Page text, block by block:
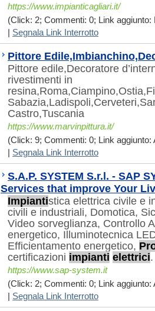
https://www.impianticagliari.it/
(Click: 2; Commenti: 0; Link aggiunto:
Segnala Link Interrotto
Pittore
Pittore edile,Decoratore
rivestimenti in
Castro,Tuscania
https://www.marvinpittura.it/
(Click: 9; Commenti: 0; Link aggiunto:
Segnala Link Interrotto
S.A.P. SYSTEM S.r.l. - SAP
Services that improve Your
Impiantistica elettrica civile e
civili e industriali, Domotica,
Video sorveglianza, Controllo
energetico, Illuminotecnica
Efficientamento energetico,
certificazioni impianti elettrici.
https://www.sap-system.it
(Click: 2; Commenti: 0; Link aggiunto:
Segnala Link Interrotto